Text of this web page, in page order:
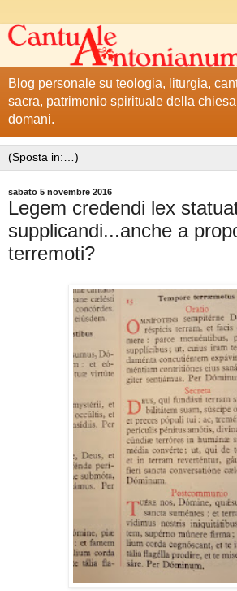
Blog personale su teologia, liturgia,
sacra, patrimonio spirituale della
domani.
sabato 5 novembre 2016
Legem credendi lex
supplicandi...anche a
terremoti?